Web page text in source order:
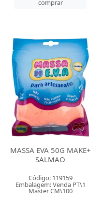
comprar
MASSA EVA 50G MAKE+
SALMAO
Código: 119159
Embalagem: Venda PT\1
Master CM\100